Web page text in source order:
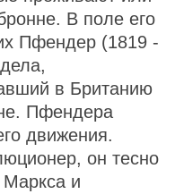
В поле его
Пфендер (1819 -
в Британию
Пфендера
движения.
он тесно
Маркса и